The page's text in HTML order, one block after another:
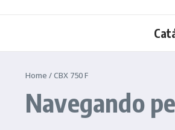
Home /CBX 750 F
Navegando